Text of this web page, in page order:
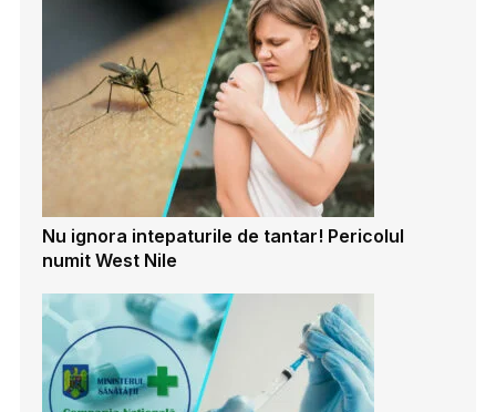
Nu ignora intepaturile de tantar! Pericolul
numit West Nile